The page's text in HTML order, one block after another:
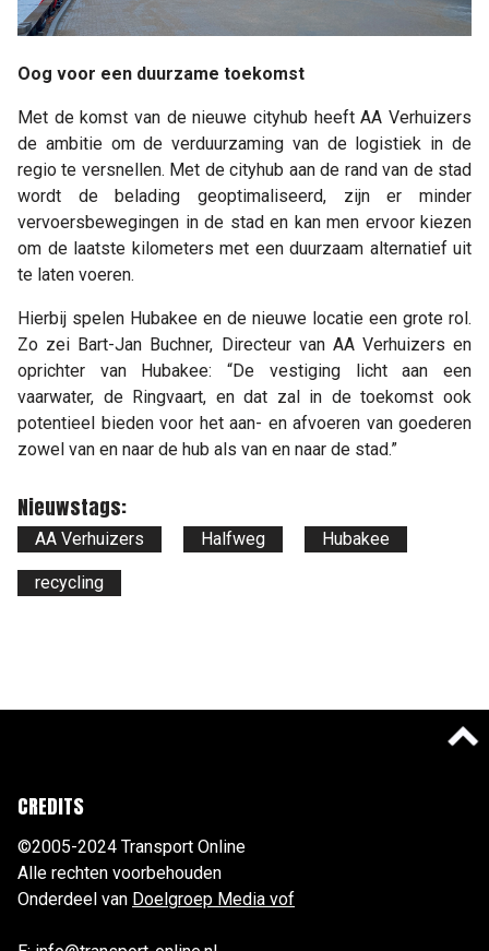
Oog voor een duurzame toekomst
Met de komst van de nieuwe cityhub heeft AA Verhuizers
de ambitie om de verduurzaming van de logistiek in de
regio te versnellen. Met de cityhub aan de rand van de stad
wordt de belading geoptimaliseerd, zijn er minder
vervoersbewegingen in de stad en kan men ervoor kiezen
om de laatste kilometers met een duurzaam alternatief uit
te laten voeren.
Hierbij spelen Hubakee en de nieuwe locatie een grote rol.
Zo zei Bart-Jan Buchner, Directeur van AA Verhuizers en
oprichter van Hubakee: “De vestiging licht aan een
vaarwater, de Ringvaart, en dat zal in de toekomst ook
potentieel bieden voor het aan- en afvoeren van goederen
zowel van en naar de hub als van en naar de stad.”
Nieuwstags:
AA Verhuizers Halfweg Hubakee
recycling
CREDITS
©2005-2024 Transport Online
Alle rechten voorbehouden
Onderdeel van Doelgroep Media vof